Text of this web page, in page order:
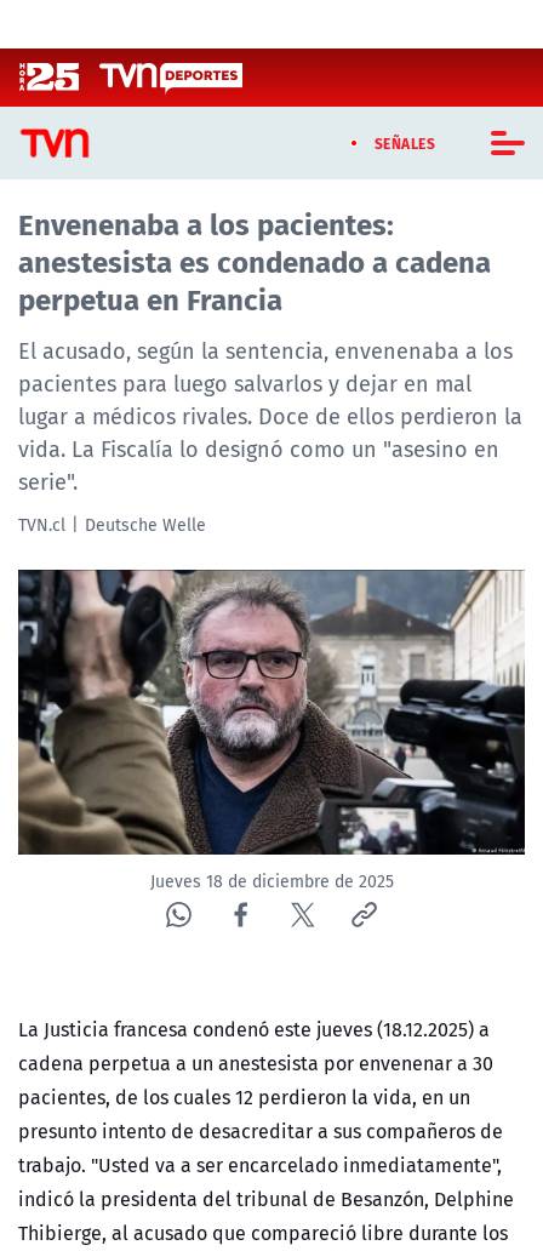
SEÑALES
CASTING MASTERCHEF CHILE
CASTING TVN VERTICAL
TVN VERTICAL
TVN PLAY
PROGRAMAS
TELESERIES
NTV
ACTUALIDAD Y TENDENCIAS
CORPORATIVO Y TRANSPARENCIA
CANAL DE DENUNCIAS
ÁREA DE PROYECTOS
Envenenaba a los pacientes:
anestesista es condenado a cadena
perpetua en Francia
El acusado, según la sentencia, envenenaba a los
pacientes para luego salvarlos y dejar en mal
lugar a médicos rivales. Doce de ellos perdieron la
vida. La Fiscalía lo designó como un "asesino en
serie".
TVN.cl Deutsche Welle
Jueves 18 de diciembre de 2025
La Justicia francesa condenó este jueves (18.12.2025) a
cadena perpetua a un anestesista por envenenar a 30
pacientes, de los cuales 12 perdieron la vida, en un
presunto intento de desacreditar a sus compañeros de
trabajo. "Usted va a ser encarcelado inmediatamente",
indicó la presidenta del tribunal de Besanzón, Delphine
Thibierge, al acusado que compareció libre durante los